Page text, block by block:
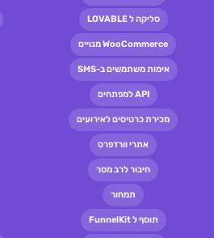
סליקה ל LOVABLE
WooCommerce מנויים
אימות משתמשים ב-SMS
API למפתחים
מכירת כרטיסים לאירועים
אתרי וורדפרס
חיבור לרב מסר
תמחור
תוסף ל FunnelKit